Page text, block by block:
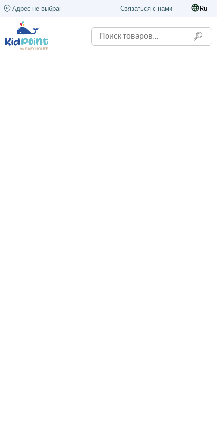
Адрес не выбран Связаться с нами Ru